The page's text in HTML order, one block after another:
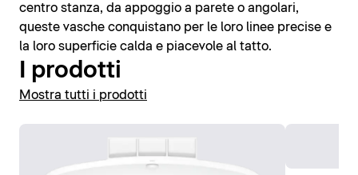
centro stanza, da appoggio a parete o angolari,
queste vasche conquistano per le loro linee precise e
la loro superficie calda e piacevole al tatto.
I prodotti
Mostra tutti i prodotti